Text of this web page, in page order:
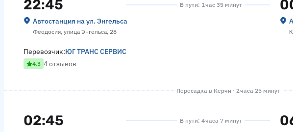
22:45
Автостанция на ул. Энгельса
Феодосия, улица Энгельса, 28
В пути: 1 час 35 минут
Перевозчик:ЮГ ТРАНС СЕРВИС
4.3 4 отзывов
Пересадка в Керчи · 2 часа 25 минут
02:45 В пути: 4 часа 7 минут